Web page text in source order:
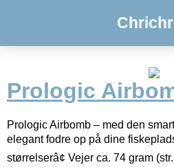
Prologic
Prologic Airbomb – med den
elegant fodre op på dine
størrelserâ¢ Vejer ca. 74 gram